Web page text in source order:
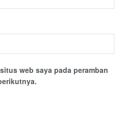
web saya pada peramban